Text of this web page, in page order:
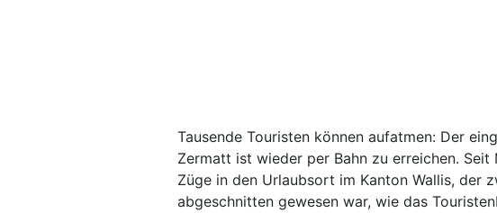
Tausende Touristen können aufatmen: Der
Zermatt ist wieder per Bahn zu erreichen.
Züge in den Urlaubsort im Kanton Wallis, der
abgeschnitten gewesen war, wie das